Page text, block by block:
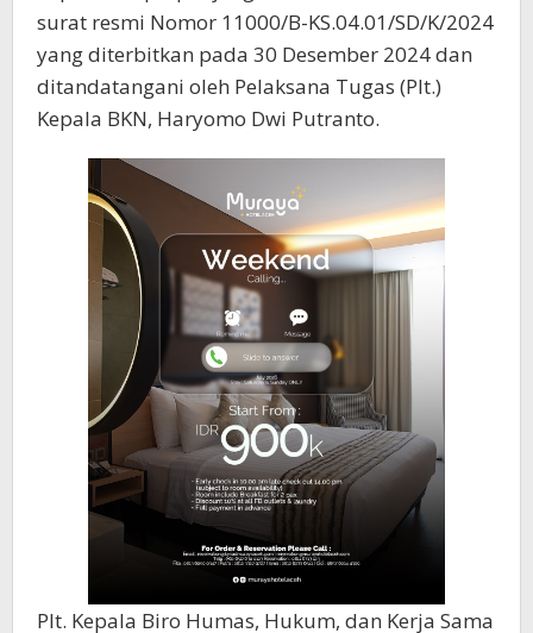
surat resmi Nomor 11000/B-KS.04.01/SD/K/2024
yang diterbitkan pada 30 Desember 2024 dan
ditandatangani oleh Pelaksana Tugas (Plt.)
Kepala BKN, Haryomo Dwi Putranto.
Plt. Kepala Biro Humas, Hukum, dan Kerja Sama